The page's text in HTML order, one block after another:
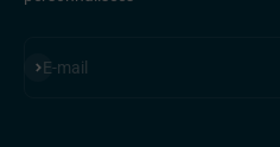
E-mail
S'inscrire